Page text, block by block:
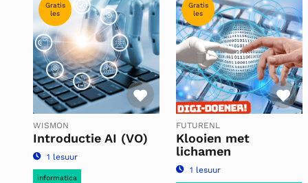
Gratis
les
Favoriet
WISMON
Introductie AI (VO)
1 lesuur
informatica
Gratis
les
FUTURENL
Klooien met
lichamen
1 lesuur